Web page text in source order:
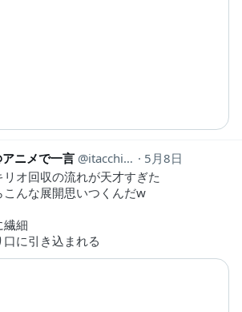
ニメで一言 itacchi11
5月8日
リオ回収の流れが天才すぎた
こんな展開思いつくんだw
繊細
に引き込まれる